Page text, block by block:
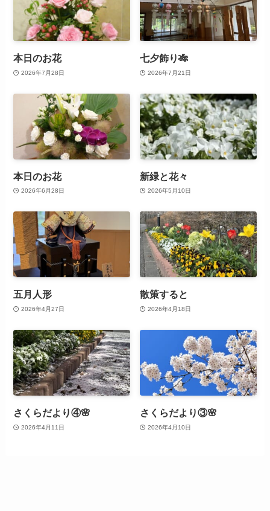
本日のお花
2026年7月28日
七夕飾り🎋
2026年7月21日
本日のお花
2026年6月28日
新緑と花々
2026年5月10日
五月人形
2026年4月27日
散策すると
2026年4月18日
さくらだより④🌸
2026年4月11日
さくらだより③🌸
2026年4月10日